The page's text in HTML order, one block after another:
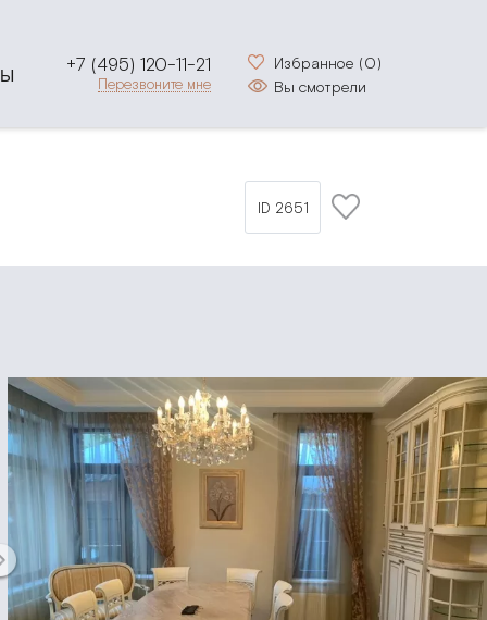
+7 (495) 120-11-21
Перезвоните мне
Избранное (0)
Вы смотрели
ID 2651